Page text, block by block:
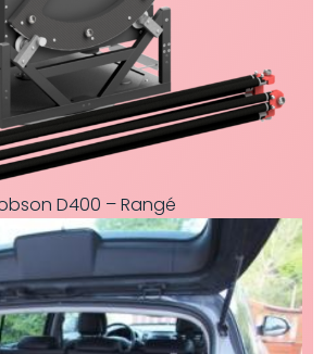
D400 – Rangé